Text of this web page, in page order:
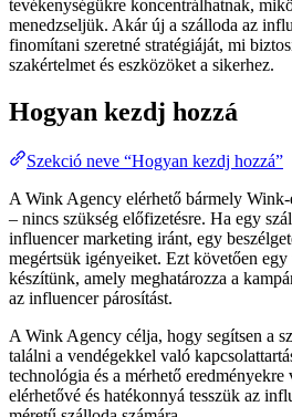
tevékenységükre koncentrálhatnak,
menedzseljük. Akár új a szálloda az
finomítani szeretné stratégiáját, mi
szakértelmet és eszközöket a sikerhez.
Hogyan kezdj hozzá
Szekció neve “Hogyan kezdj hozzá”
A Wink Agency elérhető bármely Wink-
– nincs szükség előfizetésre. Ha egy
influencer marketing iránt, egy
megértsük igényeiket. Ezt követően egy
készítünk, amely meghatározza a
az influencer párosítást.
A Wink Agency célja, hogy segítsen a
találni a vendégekkel való
technológia és a mérhető
elérhetővé és hatékonnyá tesszük az